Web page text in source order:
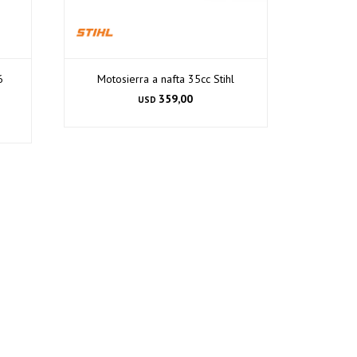
Motosierra a nafta 35cc Stihl
USD 359,00